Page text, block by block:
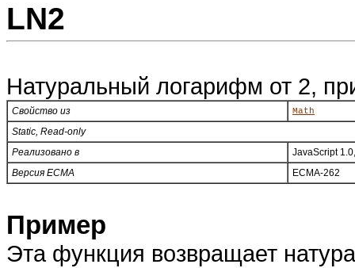
LN2
Натуральный логарифм от 2,
Свойство из Math
Static, Read-only
Реализовано в
JavaScript
Версия ECMA
ECMA-262
Пример
Эта функция возвращает